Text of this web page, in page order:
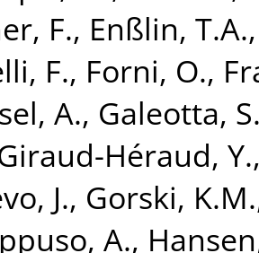
F., Enßlin, T.A.
F., Forni, O.,
A., Galeotta,
Héraud, Y.
J., Gorski, K.M.
A.,